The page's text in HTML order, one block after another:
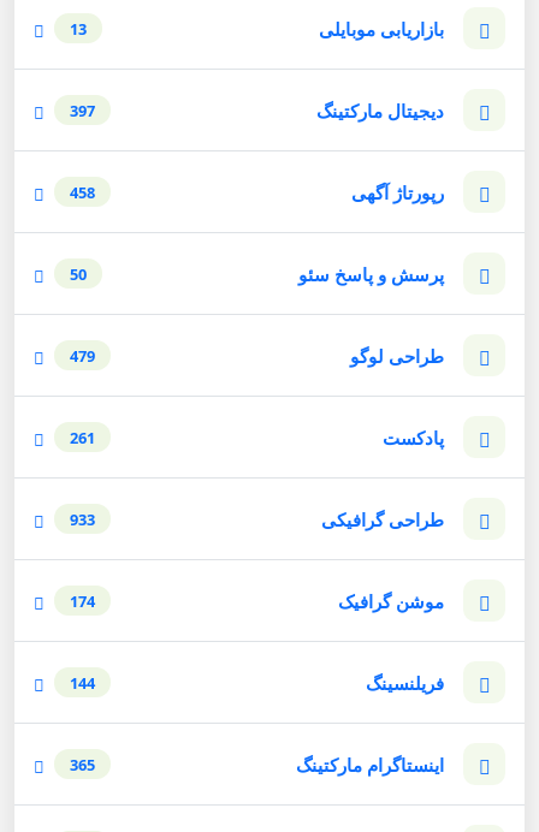
بازاریابی موبایلی 13
دیجیتال مارکتینگ 397
رپورتاژ آگهی 458
پرسش و پاسخ سئو 50
طراحی لوگو 479
پادکست 261
طراحی گرافیکی 933
موشن گرافیک 174
فریلنسینگ 144
اینستاگرام مارکتینگ 365